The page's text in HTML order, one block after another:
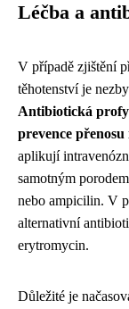
Léčba a
V případě zjištění
těhotenství je
Antibiotická
prevence
aplikují
samotným
nebo ampicilin. V
alternativní
erytromycin.
Důležité je